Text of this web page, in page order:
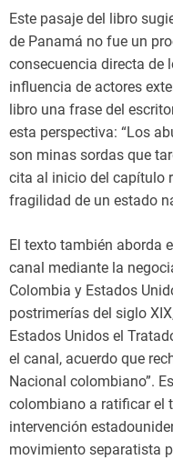
Este pasaje del libro
de Panamá no fue un
consecuencia directa de
influencia de actores
libro una frase del
esta perspectiva: “Los
son minas sordas que
cita al inicio del capítulo
fragilidad de un estado
El texto también aborda
canal mediante la
Colombia y Estados
postrimerías del siglo
Estados Unidos el
el canal, acuerdo que
Nacional colombiano”.
colombiano a ratificar el
intervención
movimiento separatista